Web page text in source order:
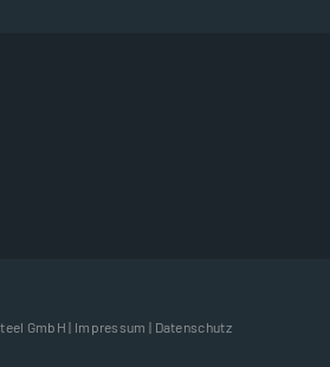
GmbH | Impressum | Datenschutz